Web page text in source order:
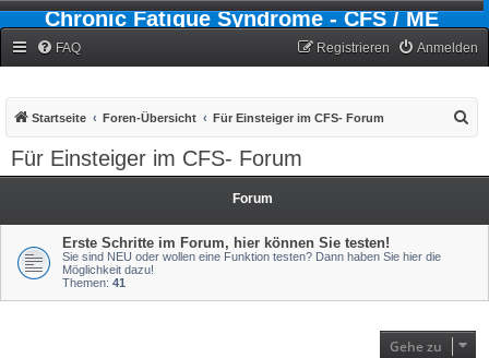
Chronic Fatigue Syndrome - CFS / ME
FAQ Anmelden
Registrieren
Startseite Foren-Übersicht Für Einsteiger im CFS- Forum
Für Einsteiger im CFS- Forum
Forum
Erste Schritte im Forum, hier können Sie testen!
Sie sind NEU oder wollen eine Funktion testen? Dann haben Sie hier die
Möglichkeit dazu!
Themen: 41
Gehe zu